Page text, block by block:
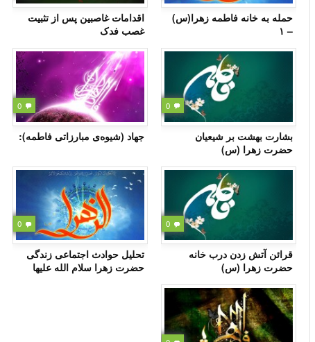
حمله به خانه فاطمه زهرا(س)
– ۱
اقدامات غاصبین پس از تثبیت
غصب فدک
0
بشارت بهشت بر شیعیان
حضرت زهرا (س)
0
جهاد (شیوه‌ی مبارزاتی فاطمه):
0
قرائن آتش زدن درب خانه
حضرت زهرا (س)
0
تحلیل حوادث اجتماعی زندگی
حضرت زهرا سلام الله علیها